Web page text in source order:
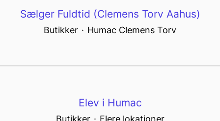
Sælger Fuldtid (Clemens Torv Aahus)
Butikker · Humac Clemens Torv
Elev i Humac
Butikker · Flere lokationer